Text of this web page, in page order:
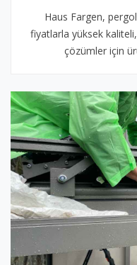
Haus Fargen,
fiyatlarla yüksek
çözümler için